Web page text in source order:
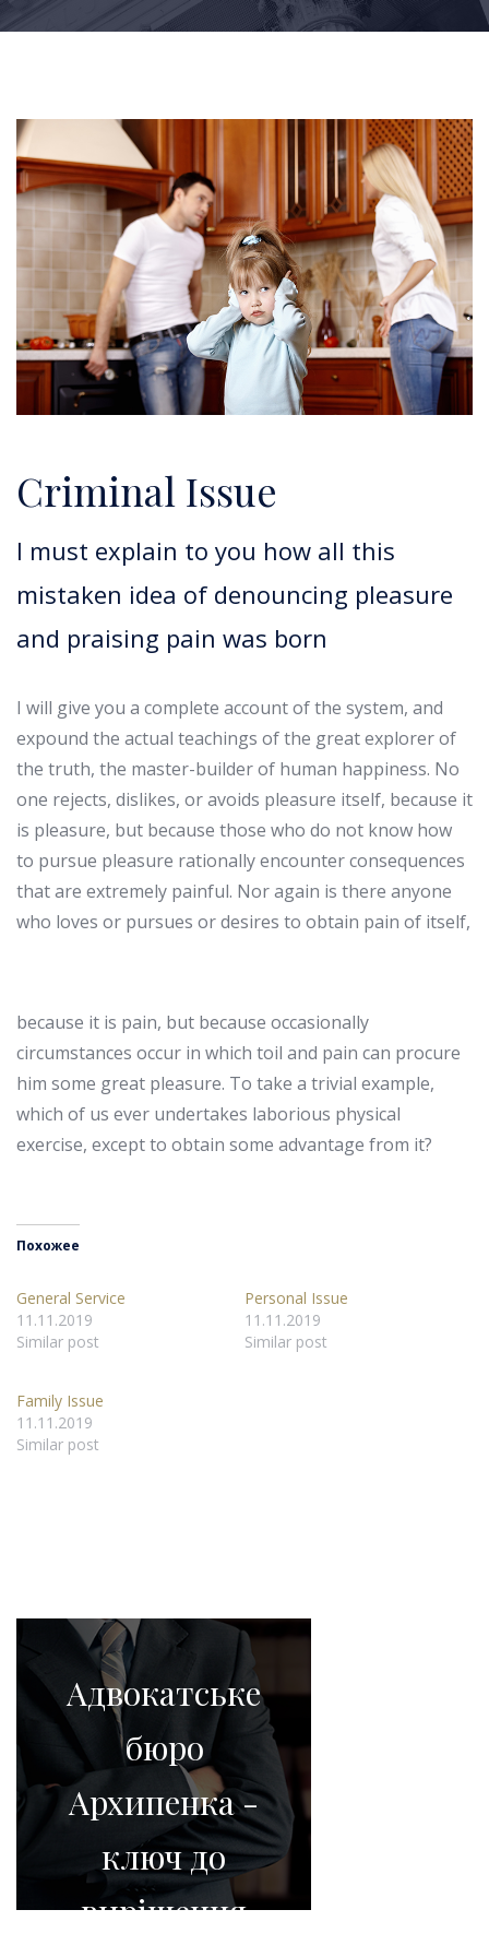
Criminal Issue
I must explain to you how all this
mistaken idea of denouncing pleasure
and praising pain was born
I will give you a complete account of the system, and
expound the actual teachings of the great explorer of
the truth, the master-builder of human happiness. No
one rejects, dislikes, or avoids pleasure itself, because it
is pleasure, but because those who do not know how
to pursue pleasure rationally encounter consequences
that are extremely painful. Nor again is there anyone
who loves or pursues or desires to obtain pain of itself,
because it is pain, but because occasionally
circumstances occur in which toil and pain can procure
him some great pleasure. To take a trivial example,
which of us ever undertakes laborious physical
exercise, except to obtain some advantage from it?
Похожее
General Service
11.11.2019
Similar post
Personal Issue
11.11.2019
Similar post
Family Issue
11.11.2019
Similar post
Адвокатське
бюро
Архипенка -
ключ до
вирішення